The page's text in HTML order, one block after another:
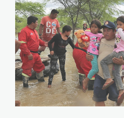
Molino Azul